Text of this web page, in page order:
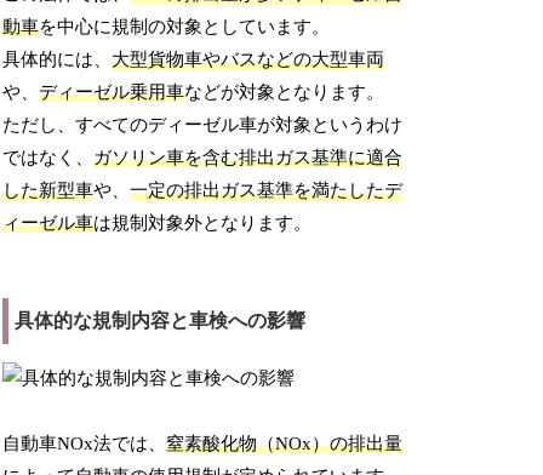
動車を中心に規制の対象としています。
具体的には、大型貨物車やバスなどの大型車両
や、ディーゼル乗用車などが対象となります。
ただし、すべてのディーゼル車が対象というわけ
ではなく、ガソリン車を含む排出ガス基準に適合
した新型車や、一定の排出ガス基準を満たしたデ
ィーゼル車は規制対象外となります。
具体的な規制内容と車検への影響
自動車NOx法では、窒素酸化物（NOx）の排出量